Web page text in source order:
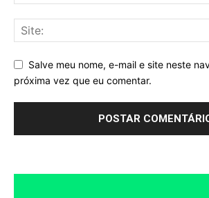
Salve meu nome, e-mail e site neste
próxima vez que eu comentar.